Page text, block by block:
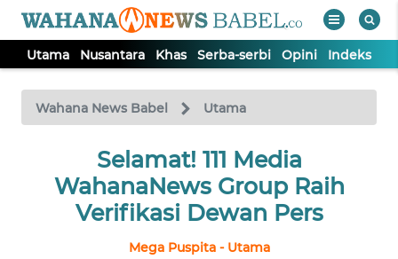
Utama Nusantara Khas Serba-serbi Opini Indeks
Wahana News Babel Utama
Selamat! 111 Media
WahanaNews Group Raih
Verifikasi Dewan Pers
Mega Puspita - Utama
TV
Tutup
NUSANTARA